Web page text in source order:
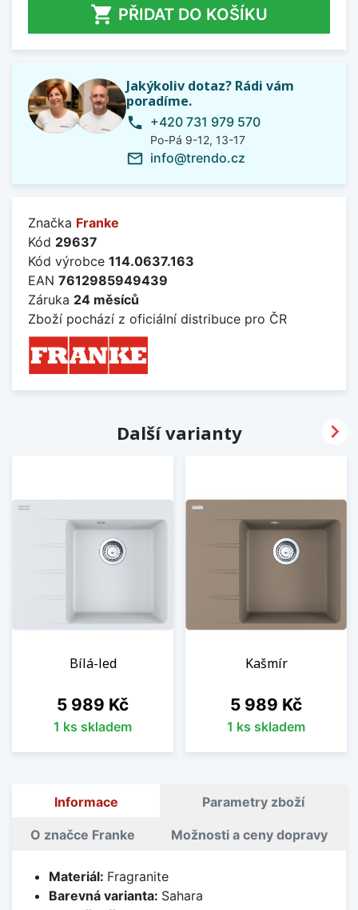
 PŘIDAT DO KOŠÍKU
Jakýkoliv dotaz? Rádi vám
poradíme.
phone +420 731 979 570
Po-Pá 9-12, 13-17
mail_outline info@trendo.cz
Značka Franke
Kód 29637
Kód výrobce 114.0637.163
EAN 7612985949439
Záruka 24 měsíců
Zboží pochází z oficiální distribuce pro ČR
Další varianty
Bílá-led
Cena
5 989 Kč
1 ks skladem
Kašmír
Cena
5 989 Kč
1 ks skladem

Informace Parametry zboží
O značce Franke Možnosti a ceny dopravy
Materiál: Fragranite
Barevná varianta: Sahara